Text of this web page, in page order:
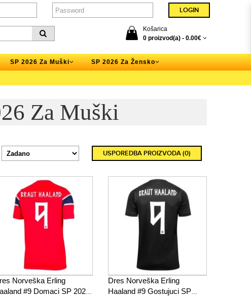
Košarica
0 proizvod(a) - 0.00€
SP 2026 Za Muški SP 2026 Za Žensko
Za Muški
USPOREDBA PROIZVODA (0)
Norveška Erling
#9 Domaci SP 2026
Dres Norveška Erling
Haaland #9 Gostujuci SP